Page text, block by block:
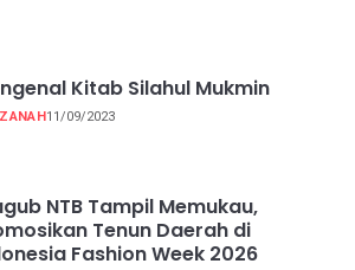
Kitab Silahul Mukmin
11/09/2023
NTB Tampil Memukau,
Tenun Daerah di
Fashion Week 2026